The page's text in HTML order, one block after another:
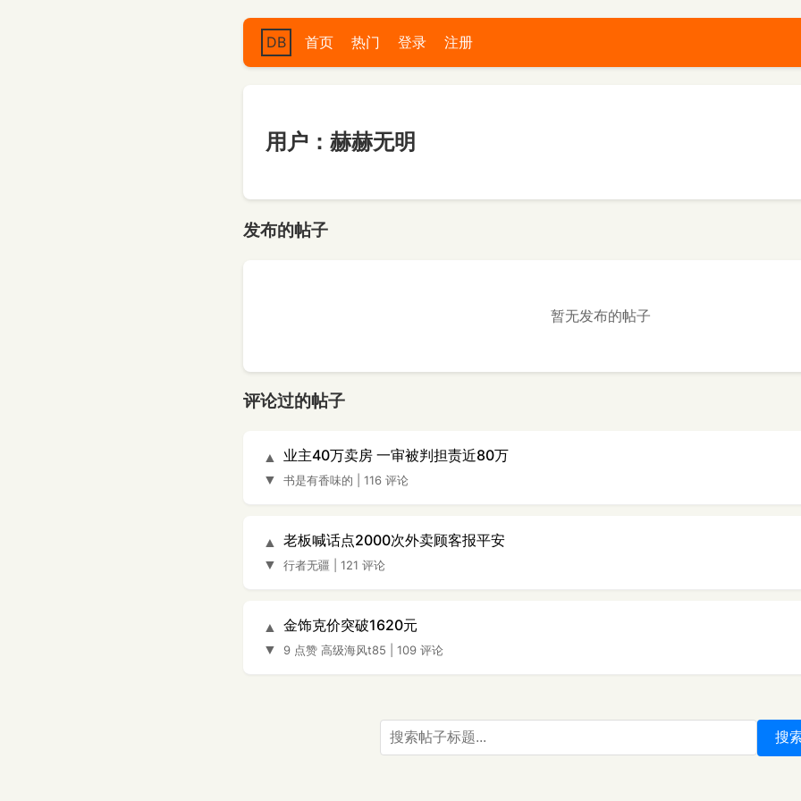
DB 首页 热门 登录 注册
用户：赫赫无明
发布的帖子
暂无发布的帖子
评论过的帖子
▲
▼
业主40万卖房 一审被判担责近80万
书是有香味的 116 评论
▲
▼
老板喊话点2000次外卖顾客报平安
行者无疆 121 评论
▲
▼
金饰克价突破1620元
9 点赞 高级海风t85 109 评论
搜